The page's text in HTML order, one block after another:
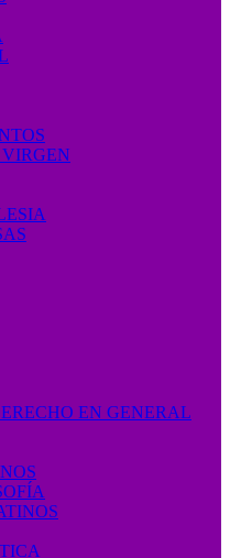
EN GENERAL